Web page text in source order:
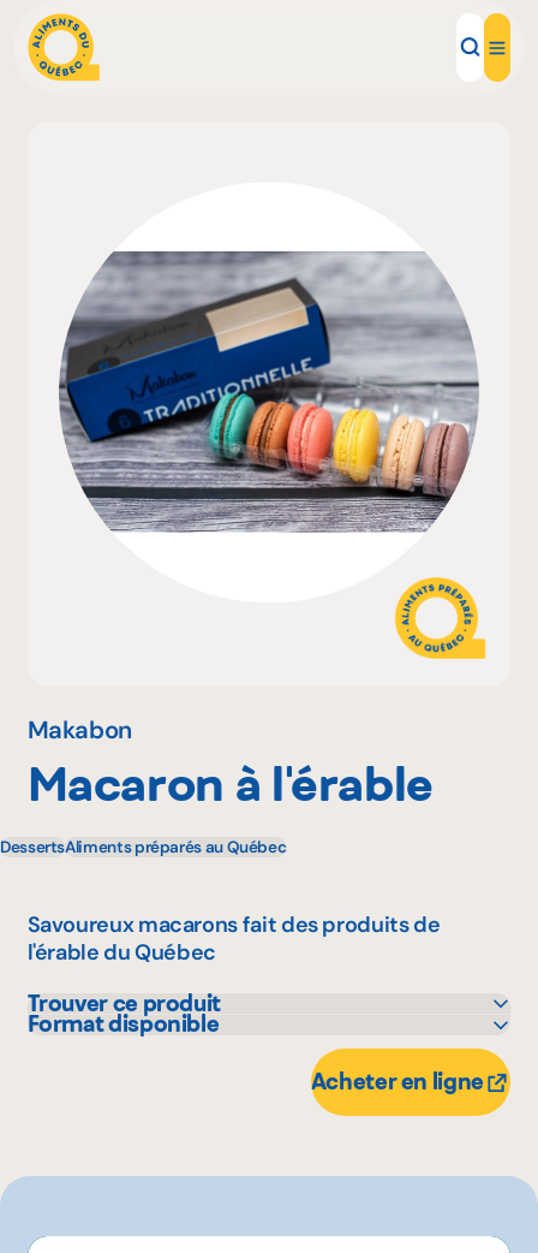
Recettes
Inspirations d'ici
Restaurants
Institutions
À propos
Makabon
Macaron à l'érable
DessertsAliments préparés au Québec
Savoureux macarons fait des produits de
l'érable du Québec
Trouver ce produit
GFS
Format disponible
Acheter en ligne